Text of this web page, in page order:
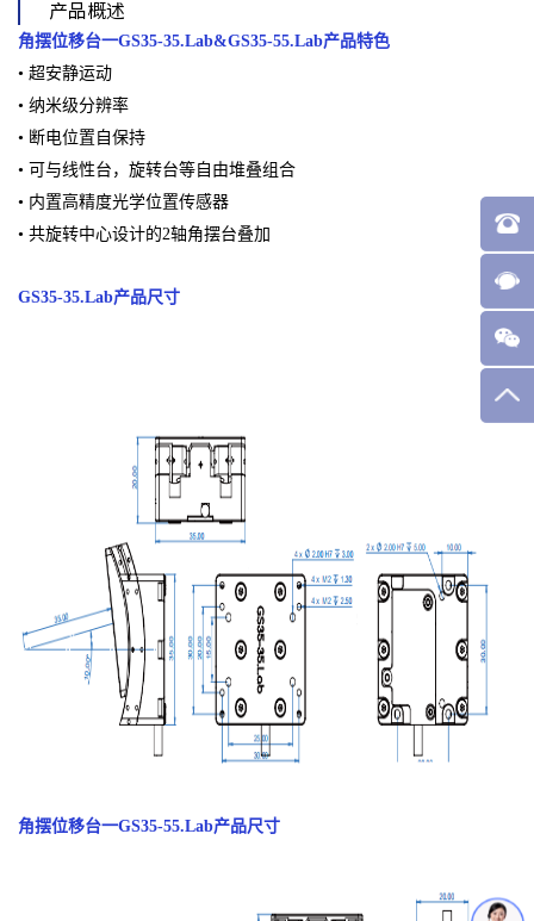
产品概述
角摆位移台一GS35-35.Lab&GS35-55.Lab产品特色
• 超安静运动
• 纳⽶级分辨率
• 断电位置⾃保持
• 可与线性台，旋转台等⾃由堆叠组合
• 内置⾼精度光学位置传感器
• 共旋转中⼼设计的2轴⻆摆台叠加
GS35-35.Lab产品尺寸
角摆位移台一GS35-55.Lab产品尺寸